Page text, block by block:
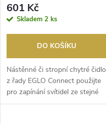
601 Kč
Skladem 2 ks
DO KOŠÍKU
Nástěnné či stropní chytré čidlo
z řady EGLO Connect použijte
pro zapínání svítidel ze stejné
řady....